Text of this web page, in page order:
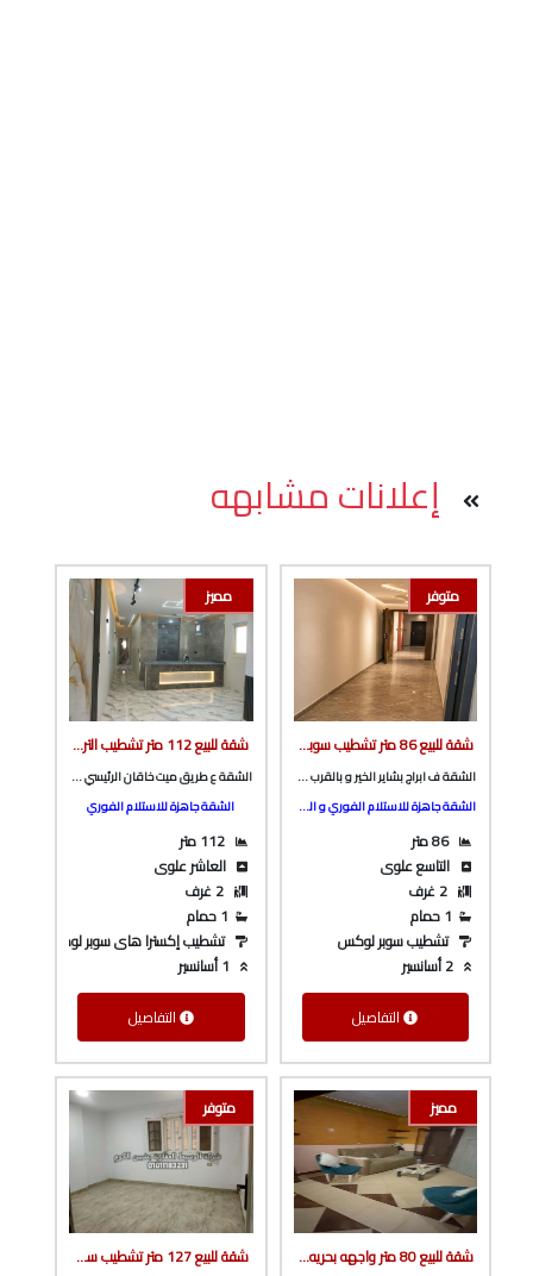
إعلانات مشابهه
متوفر
شقة للبيع 86 متر تشطيب سوبر لوكس ف ابراج بشاير الخير و بالقرب من العثيم و شارع باريس من الوسيط العقارية بشبين الكوم
الشقة ف ابراج بشاير الخير و بالقرب من العثيم و شارع باريس
الشقة جاهزة للاستلام الفوري و السكن
86 متر
التاسع علوى
2 غرف
1 حمام
تشطيب سوبر لوكس
2 أسانسير
التفاصيل
مميز
شقة للبيع 112 متر تشطيب الترا سوبر لوكس ع طريق ميت خاقان الرئيسي و ناصيه شارع جانبي من الوسيط العقارية بشبين الكوم
الشقة ع طريق ميت خاقان الرئيسي و ناصيه شارع جانبي
الشقة جاهزة للاستلام الفوري
112 متر
العاشر علوى
2 غرف
1 حمام
تشطيب إكسترا هاى سوبر لوكس
التفاصيل
مميز
شقة للبيع 80 متر واجهه بحريه تشطيب سوبر لوكس دور أول علوى ف مساكن التعاونيات و بالقرب من فودافون من شركة الوسيط العقارية بشبين الكوم
متوفر
شقة للبيع 127 متر تشطيب سوبر لوكس ف برج بأسانسير ع الرئيسي مباشرة و كامله المرافق بكفر المصيلحه من الوسيط العقارية بشبين الكوم